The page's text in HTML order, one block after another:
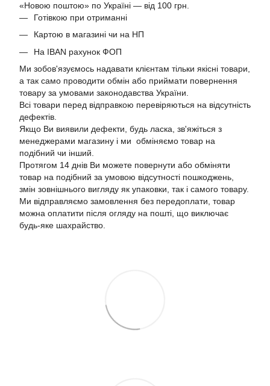
«Новою поштою» по Україні — від 100 грн.
Готівкою при отриманні
Картою в магазині чи на НП
На IBAN рахунок ФОП
Ми зобов'язуємось надавати клієнтам тільки якісні товари,
а так само проводити обмін або приймати повернення
товару за умовами законодавства України.
Всі товари перед відправкою перевіряються на відсутність
дефектів.
Якщо Ви виявили дефекти, будь ласка, зв'яжіться з
менеджерами магазину і ми обміняємо товар на
подібний чи інший.
Протягом 14 днів Ви можете повернути або обміняти
товар на подібний за умовою відсутності пошкоджень,
змін зовнішнього вигляду як упаковки, так і самого товару.
Ми відправляємо замовлення без передоплати, товар
можна оплатити після огляду на пошті, що виключає
будь-яке шахрайство.